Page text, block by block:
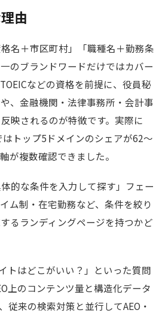
由
名＋市区町村」「職種名＋勤務条
のブランドワードだけではカバー
などの資格を前提に、役員秘
、金融機関・法律事務所・会計事
映されるのが特徴です。実際に
トップ5ドメインのシェアが62〜
が複数確認できました。
的な条件を入力して探す」フェー
ム制・在宅勤務など、条件を絞り
るランディングページを持つかど
トはどこがいい？」といった質問
上のコンテンツ量と構造化データ
来の検索対策と並行してAEO・